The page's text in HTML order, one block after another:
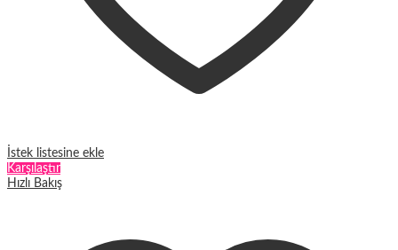
İstek listesine ekle
Karşılaştır
Hızlı Bakış